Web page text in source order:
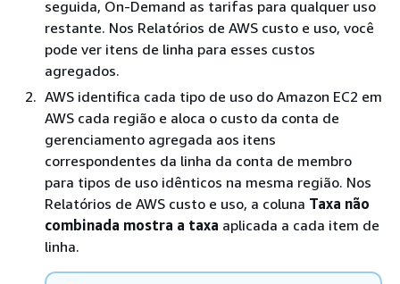
seguida, On-Demand as tarifas para qualquer uso
restante. Nos Relatórios de AWS custo e uso, você
pode ver itens de linha para esses custos
agregados.
AWS identifica cada tipo de uso do Amazon EC2 em
AWS cada região e aloca o custo da conta de
gerenciamento agregada aos itens
correspondentes da linha da conta de membro
para tipos de uso idênticos na mesma região. Nos
Relatórios de AWS custo e uso, a coluna Taxa não
combinada mostra a taxa aplicada a cada item de
linha.